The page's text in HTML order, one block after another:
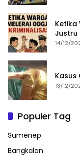
Ketika
Justru
14/12/
Kasus
13/12/
Populer Tag
Sumenep
Bangkalan